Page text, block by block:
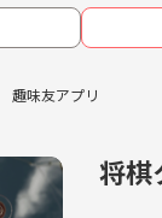
趣味友アプリ
将棋